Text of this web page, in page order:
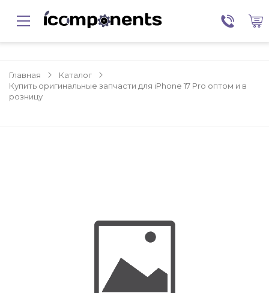
Главная
Каталог
Купить оригинальные запчасти для iPhone 17 Pro оптом и в
розницу